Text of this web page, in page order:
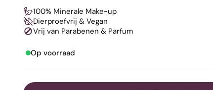
100% Minerale Make-up
Dierproefvrij & Vegan
Vrij van Parabenen & Parfum
Op voorraad